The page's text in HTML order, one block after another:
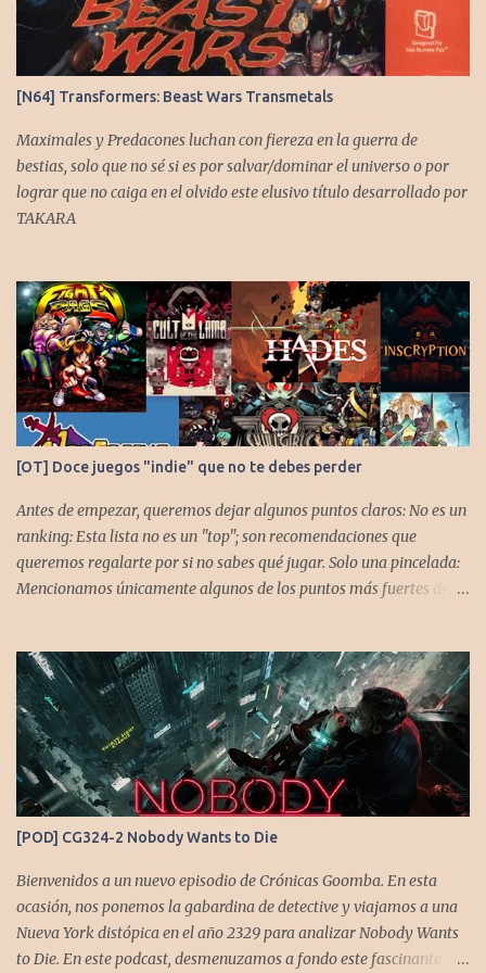
s
[N64] Transformers: Beast Wars Transmetals
Maximales y Predacones luchan con fiereza en la guerra de
bestias, solo que no sé si es por salvar/dominar el universo o por
lograr que no caiga en el olvido este elusivo título desarrollado por
TAKARA
[OT] Doce juegos "indie" que no te debes perder
Antes de empezar, queremos dejar algunos puntos claros: No es un
ranking: Esta lista no es un "top"; son recomendaciones que
queremos regalarte por si no sabes qué jugar. Solo una pincelada:
Mencionamos únicamente algunos de los puntos más fuertes de
asegurar que, al menos uno, se adapte a tus gustos. Si te gusta este
tipo de contenido, háznoslo saber para crear nuevas entradas con
otros doce juegos imprescindibles. Cuphead En la mente de los dos
hermanos desarrolladores, la idea de fusionar el arte de las
películas de animación clásica con un juego de disparos (al estilo
Contra o Metal Slug) era una apuesta ganadora. En la ejecución, la
variedad de jefes, plataformas desafiantes y una música
estupenda. Es un título que te mantiene enganchado a pesar de su
alta dificultad...
[POD] CG324-2 Nobody Wants to Die
Bienvenidos a un nuevo episodio de Crónicas Goomba. En esta
ocasión, nos ponemos la gabardina de detective y viajamos a una
Nueva York distópica en el año 2329 para analizar Nobody Wants
to Die. En este podcast, desmenuzamos a fondo este fascinante